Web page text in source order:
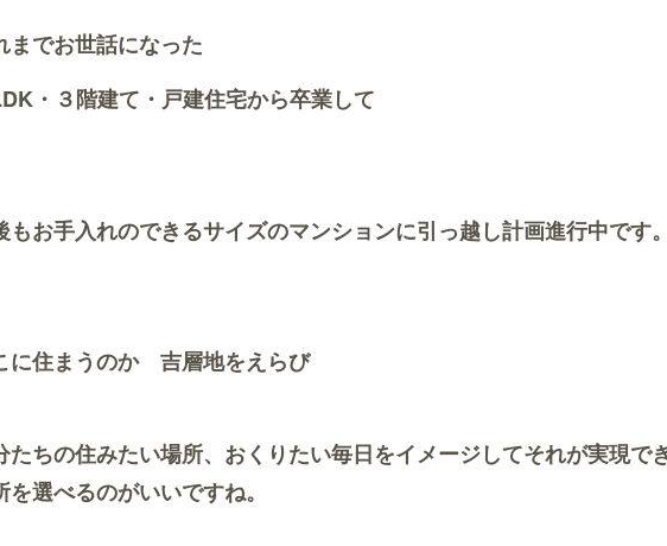
までお世話になった
・３階建て・戸建住宅から卒業して
もお手入れのできるサイズのマンションに引っ越し計画進行中です
に住まうのか 吉層地をえらび
たちの住みたい場所、おくりたい毎日をイメージしてそれが実現で
を選べるのがいいですね。